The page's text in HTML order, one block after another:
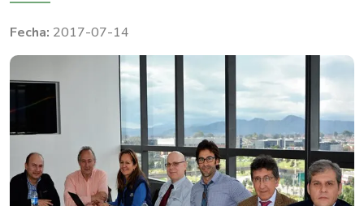
2017-07-14